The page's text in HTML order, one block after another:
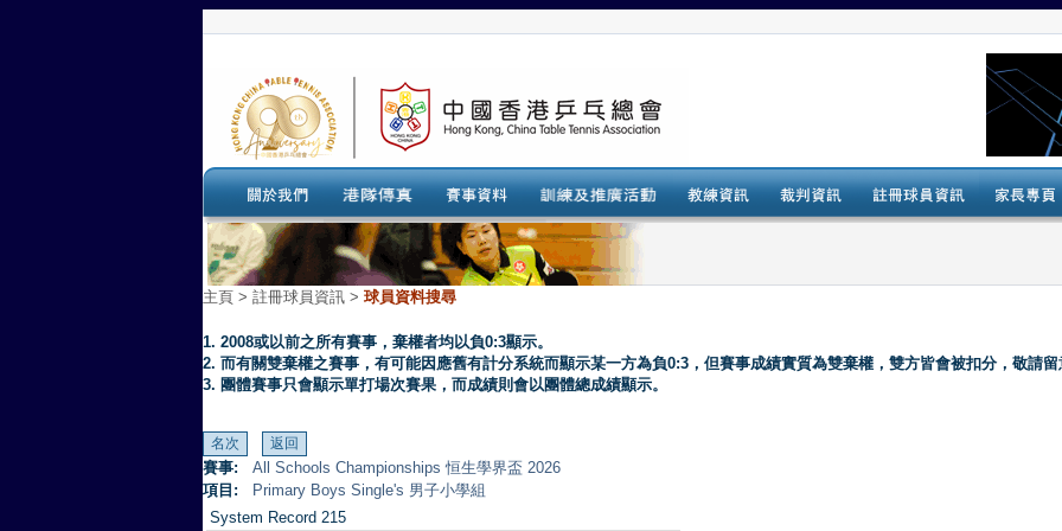
主頁 > 註冊球員資訊 > 球員資料搜尋
1. 2008或以前之所有賽事，棄權者均以負0:3顯示。
2. 而有關雙棄權之賽事，有可能因應舊有計分系統而顯示某一方為負0:3，但賽事成績實質為雙棄權，雙方皆會被扣分，敬請留
3. 團體賽事只會顯示單打場次賽果，而成績則會以團體總成績顯示。
賽事:
All Schools Championships 恒生學界盃 2026
項目:
Primary Boys Single's 男子小學組
System Record 215